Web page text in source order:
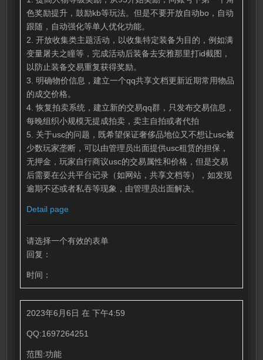
色奖励提升，鼓励kb等玩法。但是不要开放自动bo，自动
跟随，自动强化等单人优化功能。
2. 开放收集类主题活动，以收集特定装备为目的，例如满
变量屠夫之瞳等，完成活动后装备去安雅那里打id截图，
以防止装备交易重复获得奖励。
3. 明确物价信息，建立一个qq共享文档更新近期常用物品
的成交价格。
4. 恢复拍卖系统，建立新的交易qq群，只发布交易信息，
每晚组织小规模无提成拍卖，卖主自拍或者代拍
5. 关于usc的问题，既希望保证奢侈品地位又不想让usc被
少数玩家垄断，可以由管理员出面提供usc租赁的担保，
无押金，玩家自行商议usc的交易属性和价格，但是交易
后需要在公共平台记录（如网站，共享文档等），如发现
逾期不还或者私吞等现象，由管理员出面解决。
Detail page
请选择一个有效的表单
回复：
时间：
2023年6月6日 在 下午4:59
QQ:1697264251
范围:功能